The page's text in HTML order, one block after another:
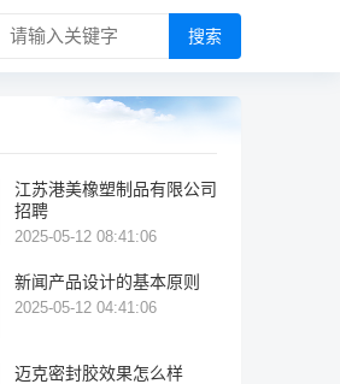
搜索
江苏港美橡塑制品有限公司
招聘
2025-05-12 08:41:06
新闻产品设计的基本原则
2025-05-12 04:41:06
迈克密封胶效果怎么样